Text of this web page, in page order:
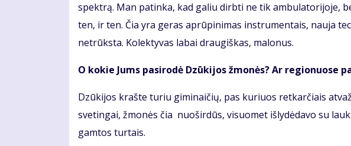
spektrą. Man patinka, kad galiu dirbti ne tik ambulatorijoje,
ten, ir ten. Čia yra geras aprūpinimas instrumentais, nauja
netrūksta. Kolektyvas labai draugiškas, malonus.
O kokie Jums pasirodė Dzūkijos žmonės? Ar regionuose
Dzūkijos krašte turiu giminaičių, pas kuriuos retkarčiais
svetingai, žmonės čia nuoširdūs, visuomet išlydėdavo su
gamtos turtais.